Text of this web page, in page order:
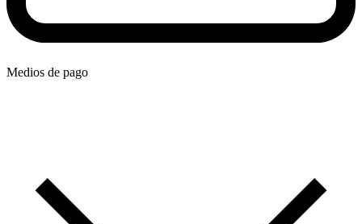
Medios de pago